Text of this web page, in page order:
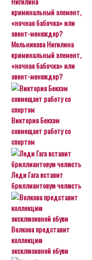
Мельникова Нигилина
криминальный элемент,
«ночная бабочка» или
эвент-менеждер?
Виктория Бекхэм
совмещает работу со
спортом
Леди Гага вставит
бриллиантовую челюсть
Волкова представит
коллекцию
эксклюзивной обуви